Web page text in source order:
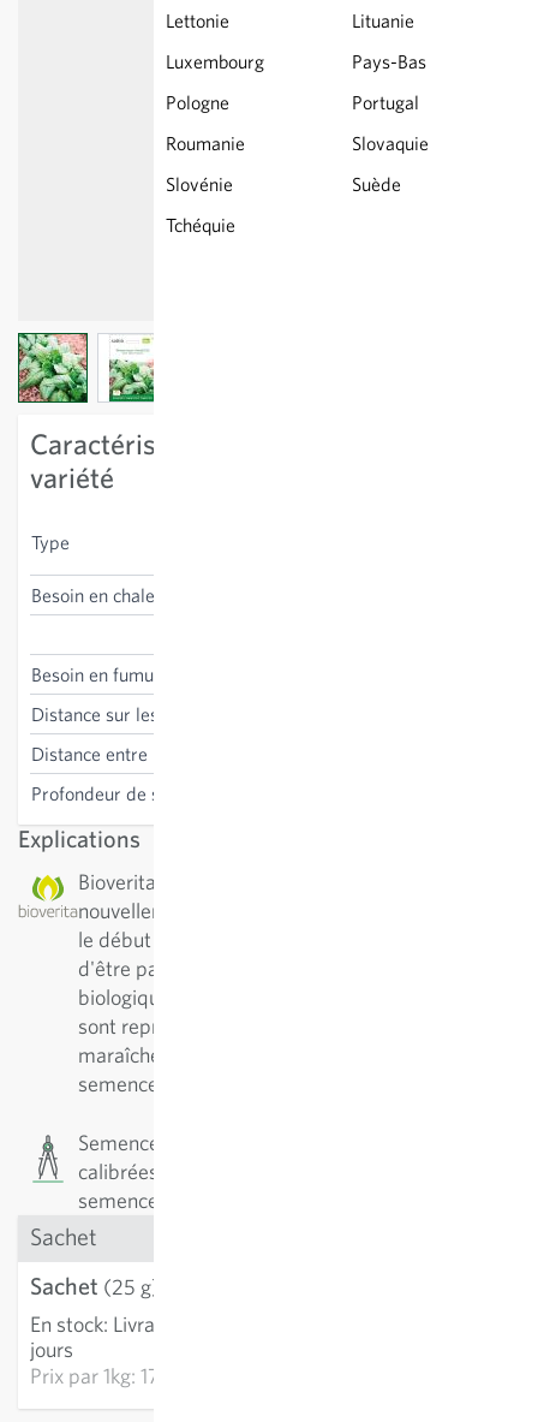
Lettonie
Lituanie
Luxembourg
Pays-Bas
Pologne
Portugal
Roumanie
Slovaquie
Slovénie
Suède
Tchéquie
View larger imageView larger image
Caractéristiques spécifiques à la
variété
Type
Besoin en chaleur
Besoin en fumure
Distance sur les lignes
Distance entre les lignes
Profondeur de semis
Explications
Bioverita: C’est une variété biologique
nouvellement sélectionnée. Elle a été cultivée dès
le début dans des conditions biologiques, afin
d'être parfaitement adaptée à la culture
biologique. Les variétés portant le label Bioverita
sont reproductibles car fixées, et proposent aux
maraîchers professionnels une alternative aux
semences hybrides.
Semences de précision : Les semences sont
calibrées et ont un taux de germination élevé. Les
semences sont vendues en nombre de graines.
Sachet
Sachet (25 g)
En stock: Livraison 2-4
jours
Prix par1kg: 174.42 CHF